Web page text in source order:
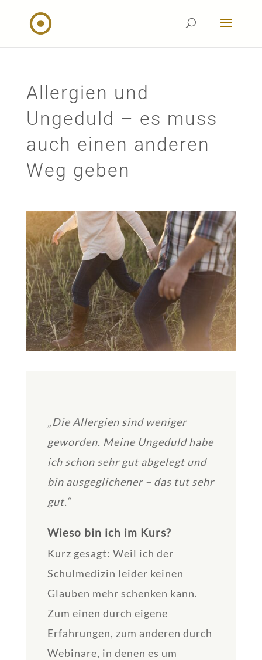
Allergien und
Ungeduld – es muss
auch einen anderen
Weg geben
„Die Allergien sind weniger
geworden. Meine Ungeduld habe
ich schon sehr gut abgelegt und
bin ausgeglichener – das tut sehr
gut.“
Wieso bin ich im Kurs?
Kurz gesagt: Weil ich der
Schulmedizin leider keinen
Glauben mehr schenken kann.
Zum einen durch eigene
Erfahrungen, zum anderen durch
Webinare, in denen es um